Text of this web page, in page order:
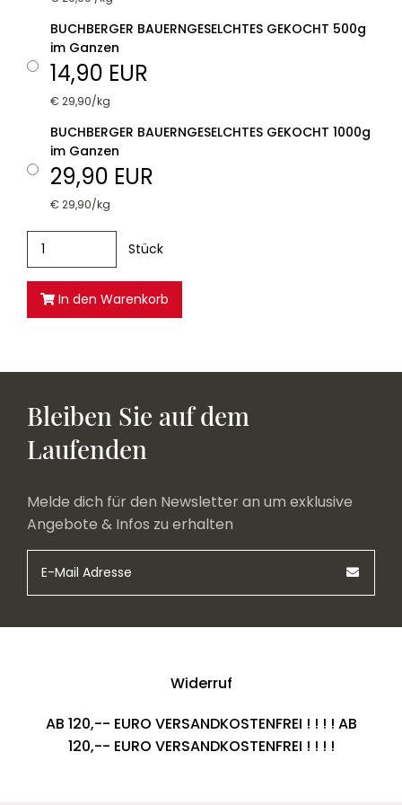
BUCHBERGER BAUERNGESELCHTES GEKOCHT 500g
im Ganzen
14,90 EUR
€ 29,90/kg
BUCHBERGER BAUERNGESELCHTES GEKOCHT 1000g
im Ganzen
29,90 EUR
€ 29,90/kg
Stück
In den Warenkorb
Bleiben Sie auf dem
Laufenden
Melde dich für den Newsletter an um exklusive
Angebote & Infos zu erhalten
Widerruf
AB 120,-- EURO VERSANDKOSTENFREI ! ! ! ! AB
120,-- EURO VERSANDKOSTENFREI ! ! ! !